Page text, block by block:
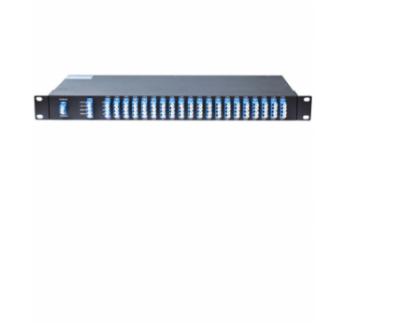
สวิตช์ไฟเบอร์อีเธอร์เน็ต